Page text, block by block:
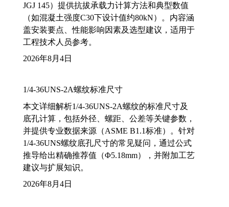
JGJ 145）提供抗拔承载力计算方法和典型数值
（如混凝土强度C30下设计值约80kN）。内容涵
盖安装要点、性能影响因素及选型建议，适用于
工程技术人员参考。
2026年8月4日
1/4-36UNS-2A螺纹标准尺寸
本文详细解析1/4-36UNS-2A螺纹的标准尺寸及
底孔计算，包括外径、螺距、公差等关键参数，
并提供专业数据来源（ASME B1.1标准）。针对
1/4-36UNS螺纹底孔尺寸的常见疑问，通过公式
推导给出精确推荐值（Φ5.18mm），并附加工艺
建议与扩展知识。
2026年8月4日